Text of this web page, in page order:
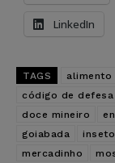
LinkedIn
TAGS alimento
código de
doce mineiro
goiabada
inseto
mercadinho